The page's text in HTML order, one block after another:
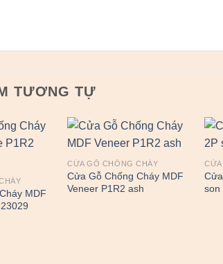
TƯƠNG TỰ
MDF
CỬA GỖ CHỐNG CHÁY
Cửa Gỗ Chống Cháy MDF
Veneer P1R2 ash
son